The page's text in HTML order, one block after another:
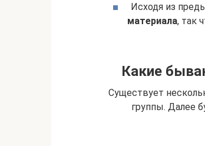
Исходя из
материала, так
Какие
Существует
группы. Далее